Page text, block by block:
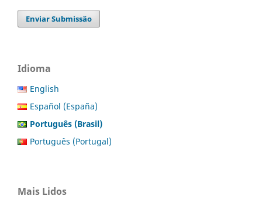
Enviar Submissão
Idioma
English
Español (España)
Português (Brasil)
Português (Portugal)
Mais Lidos